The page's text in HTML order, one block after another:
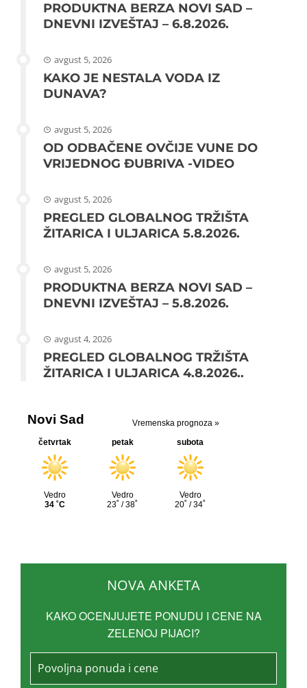
PRODUKTNA BERZA NOVI SAD –
DNEVNI IZVEŠTAJ – 6.8.2026.
avgust 5, 2026
KAKO JE NESTALA VODA IZ
DUNAVA?
avgust 5, 2026
OD ODBAČENE OVČIJE VUNE DO
VRIJEDNOG ĐUBRIVA -VIDEO
avgust 5, 2026
PREGLED GLOBALNOG TRŽIŠTA
ŽITARICA I ULJARICA 5.8.2026.
avgust 5, 2026
PRODUKTNA BERZA NOVI SAD –
DNEVNI IZVEŠTAJ – 5.8.2026.
avgust 4, 2026
PREGLED GLOBALNOG TRŽIŠTA
ŽITARICA I ULJARICA 4.8.2026..
NOVA ANKETA
KAKO OCENJUJETE PONUDU I CENE NA
ZELENOJ PIJACI?
Povoljna ponuda i cene